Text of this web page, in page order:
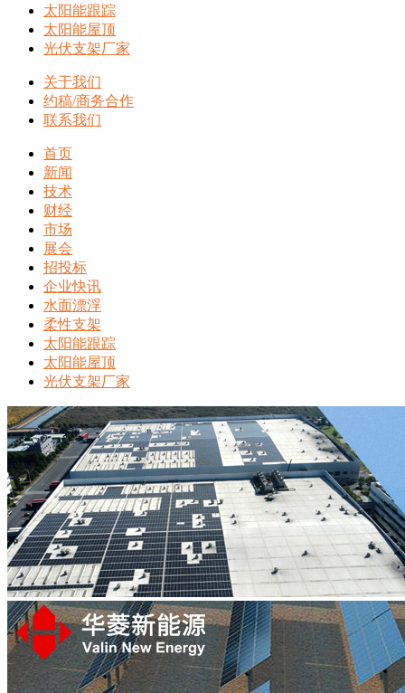
太阳能跟踪
太阳能屋顶
光伏支架厂家
关于我们
约稿/商务合作
联系我们
首页
新闻
技术
财经
市场
展会
招投标
企业快讯
水面漂浮
柔性支架
太阳能跟踪
太阳能屋顶
光伏支架厂家